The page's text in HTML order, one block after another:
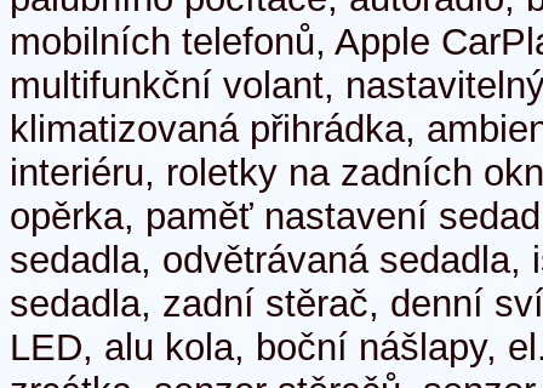
mobilních telefonů, Apple
multifunkční volant,
klimatizovaná přihrádka,
interiéru, roletky na zadních
opěrka, paměť nastavení
sedadla, odvětrávaná sedadla,
sedadla, zadní stěrač, denní
LED, alu kola, boční nášlapy,